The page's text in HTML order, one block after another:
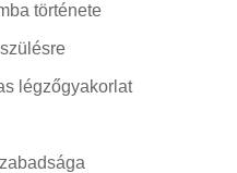
története
légzőgyakorlat